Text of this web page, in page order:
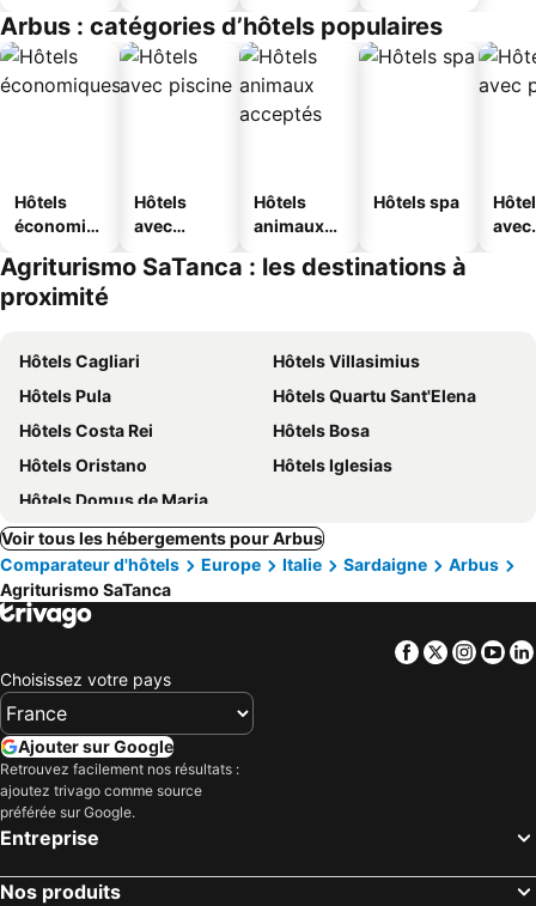
Arbus : catégories d’hôtels populaires
Hôtels
économiq
Hôtels
avec
Hôtels
animaux
Hôtels spa
avec
Agriturismo SaTanca : les destinations à
proximité
Hôtels Cagliari
Hôtels Villasimius
Hôtels Pula
Hôtels Quartu Sant'Elena
Hôtels Costa Rei
Hôtels Bosa
Hôtels Oristano
Hôtels Iglesias
Hôtels Domus de Maria
Voir tous les hébergements pour Arbus
Comparateur d'hôtels
Europe Italie Sardaigne
Arbus
Agriturismo SaTanca
Facebook
Twitter
Choisissez votre pays
Ajouter sur Google
Retrouvez facilement nos résultats :
ajoutez trivago comme source
préférée sur Google.
Entreprise
Nos produits